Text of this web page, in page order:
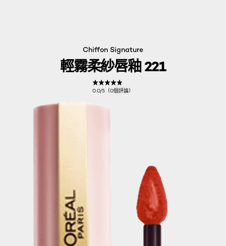
Chiffon Signature
輕霧柔紗唇釉 221
0.0/5（0個評論）